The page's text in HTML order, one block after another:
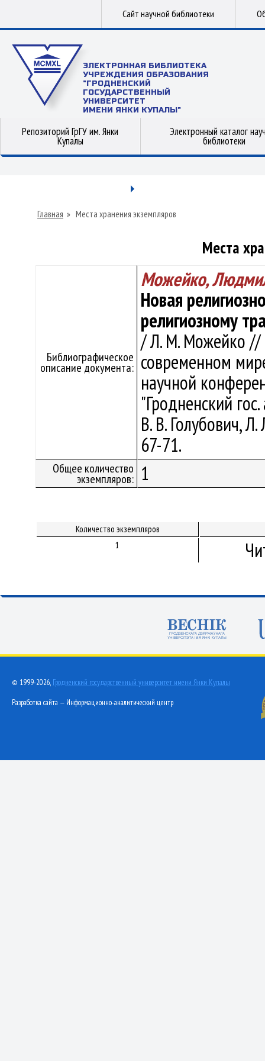
Сайт научной библиотеки
ЭЛЕКТРОННАЯ БИБЛИОТЕКА
УЧРЕЖДЕНИЯ ОБРАЗОВАНИЯ
"ГРОДНЕНСКИЙ
ГОСУДАРСТВЕННЫЙ
УНИВЕРСИТЕТ
ИМЕНИ ЯНКИ КУПАЛЫ"
Репозиторий ГрГУ им. Янки
Купалы
Электронный каталог
библиотеки
Главная » Места хранения экземпляров
Места
Библиографическое
описание документа:
Можейко,
Новая
религиозному
/ Л. М. Можейко //
современном
научной
"Гродненский
В. В. Голубович,
67-71.
Общее количество
экземпляров: 1
Количество экземпляров
1
© 1999-2026, Гродненский государственный университет имени Янки Купалы
Разработка сайта — Информационно-аналитический центр